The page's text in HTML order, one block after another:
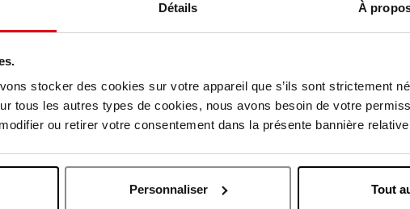
Détails À
stocker des cookies sur votre appareil que s’ils sont strictement
tous les autres types de cookies, nous avons besoin de votre
ou retirer votre consentement dans la présente bannière
Personnaliser Tout
Nog iets vergeten ?
Web Exclusief Web